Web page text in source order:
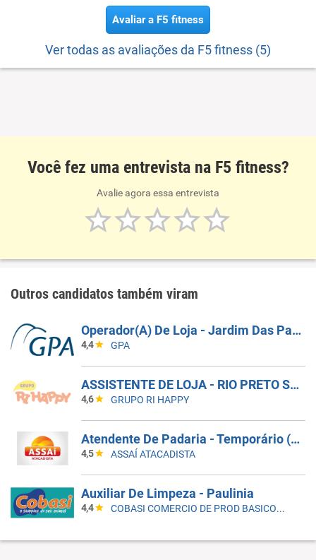
Avaliar a F5 fitness
Ver todas as avaliações da F5 fitness (5)
Você fez uma entrevista na F5 fitness?
Avalie agora essa entrevista
Outros candidatos também viram
Operador(A) De Loja - Jardim Das Palmeiras - Campinas SP
4,4 GPA
ASSISTENTE DE LOJA - RIO PRETO SHOPPING - EFETIVO
4,6 GRUPO RI HAPPY
Atendente De Padaria - Temporário (Alto Da XV)
4,5 ASSAÍ ATACADISTA
Auxiliar De Limpeza - Paulinia
4,4 COBASI COMERCIO DE PROD BASICOS E INDUSTRIALIZADOS LTDA